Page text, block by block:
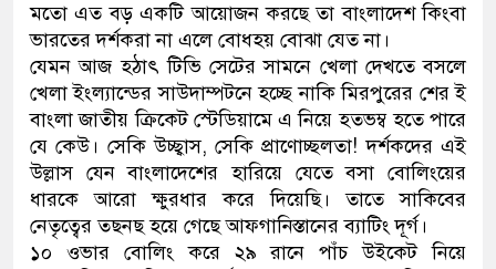
মতো এত বড় একটি আয়োজন করছে তা বাংলাদেশ কিংবা
ভারতের দর্শকরা না এলে বোধহয় বোঝা যেত না।
যেমন আজ হঠাৎ টিভি সেটের সামনে খেলা দেখতে বসলে
খেলা ইংল্যান্ডের সাউদাম্পটনে হচ্ছে নাকি মিরপুরের শের ই
বাংলা জাতীয় ক্রিকেট স্টেডিয়ামে এ নিয়ে হতভম্ব হতে পারে
যে কেউ। সেকি উচ্ছ্বাস, সেকি প্রাণোচ্ছলতা! দর্শকদের এই
উল্লাস যেন বাংলাদেশের হারিয়ে যেতে বসা বোলিংয়ের
ধারকে আরো ক্ষুরধার করে দিয়েছি। তাতে সাকিবের
নেতৃত্বের তছনছ হয়ে গেছে আফগানিস্তানের ব্যাটিং দূর্গ।
১০ ওভার বোলিং করে ২৯ রানে পাঁচ উইকেট নিয়ে